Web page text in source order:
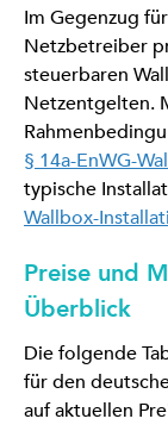
Im Gegenzug
Netzbetreiber
steuerbaren
Netzentgelten.
§ 14a-EnWG-
typische
Wallbox-
Preise und
Überblick
Die folgende
für den
auf aktuellen